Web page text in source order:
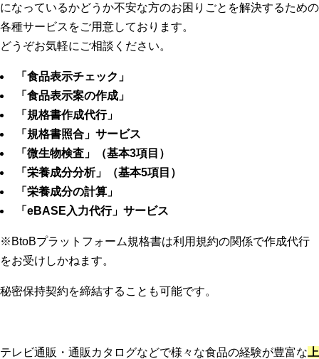
になっているかどうか不安な方のお困りごとを解決するための
各種サービスをご用意しております。
どうぞお気軽にご相談ください。
「 食品表示チェック 」
「 食品表示案の作成 」
「 規格書作成代行」
「 規格書照合 」サービス
「 微生物検査 」（基本3項目）
「 栄養成分分析」（基本5項目）
「 栄養成分の計算 」
「 eBASE入力代行」サービス
※BtoBプラットフォーム規格書は利用規約の関係で作成代行
をお受けしかねます。
秘密保持契約を締結することも可能です。
テレビ通販・通販カタログなどで様々な食品の経験が豊富な 上